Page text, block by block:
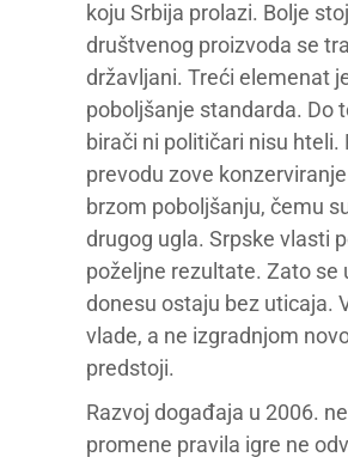
koju Srbija prolazi. Bolje
društvenog proizvoda se
državljani. Treći elemenat
poboljšanje standarda. Do
birači ni političari nisu
prevodu zove
brzom poboljšanju, čemu
drugog ugla. Srpske vlasti
poželjne rezultate. Zato se
donesu ostaju bez uticaja.
vlade, a ne izgradnjom
predstoji.
Razvoj događaja u 2006.
promene pravila igre ne